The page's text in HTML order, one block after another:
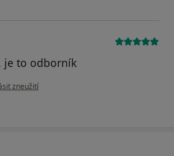
je to odborník
názoru uživatele pacientka
zneužití